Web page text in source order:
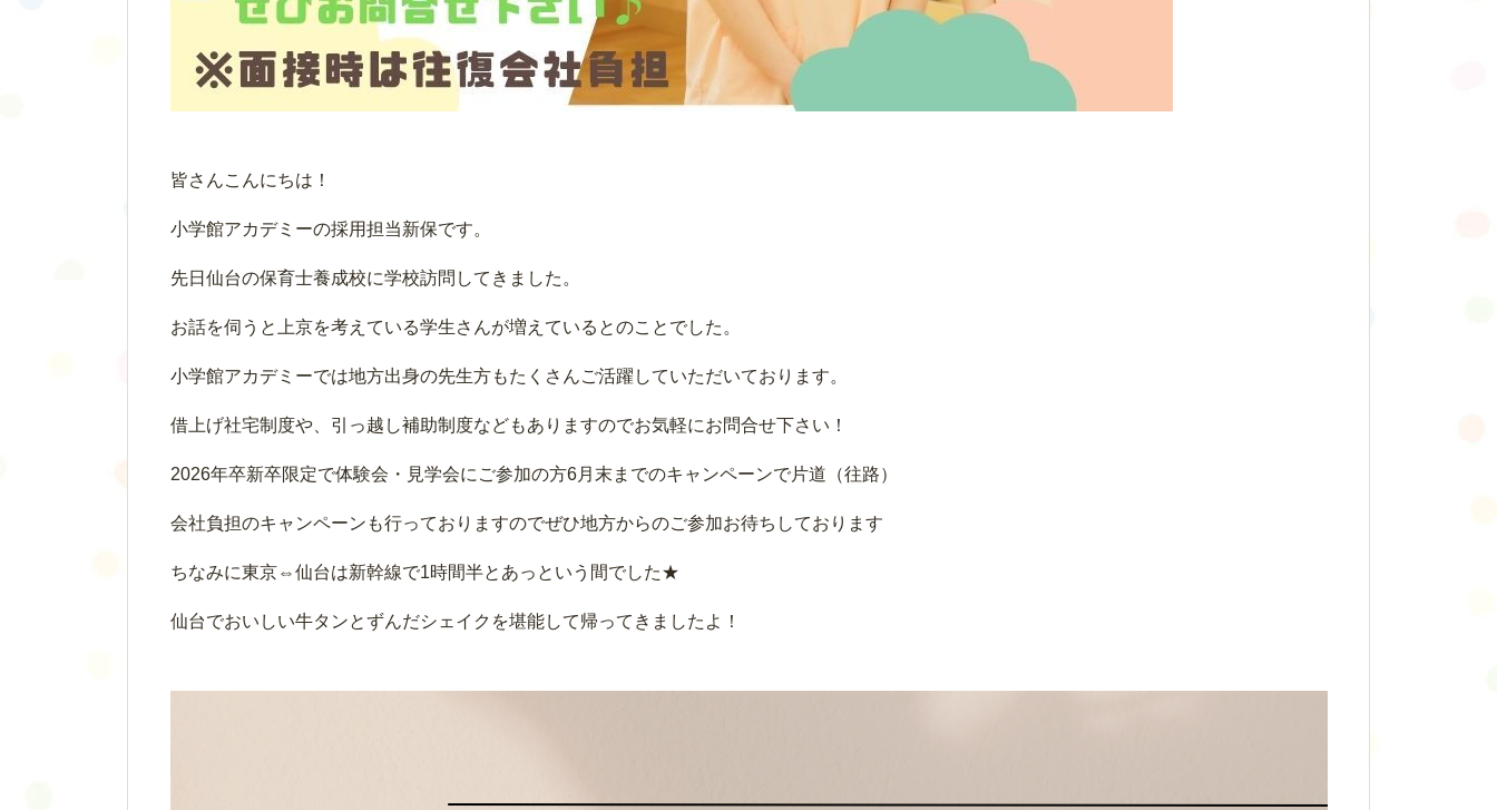
皆さんこんにちは！
小学館アカデミーの採用担当新保です。
先日仙台の保育士養成校に学校訪問してきました。
お話を伺うと上京を考えている学生さんが増えているとのことでした。
小学館アカデミーでは地方出身の先生方もたくさんご活躍していただいております。
借上げ社宅制度や、引っ越し補助制度などもありますのでお気軽にお問合せ下さい！
2026年卒新卒限定で体験会・見学会にご参加の方6月末までのキャンペーンで片道（往路）
会社負担のキャンペーンも行っておりますのでぜひ地方からのご参加お待ちしております
ちなみに東京⇔仙台は新幹線で1時間半とあっという間でした★
仙台でおいしい牛タンとずんだシェイクを堪能して帰ってきましたよ！